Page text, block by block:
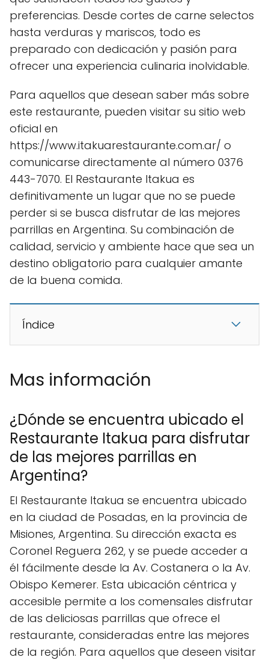
preferencias. Desde cortes de carne selectos
hasta verduras y mariscos, todo es
preparado con dedicación y pasión para
ofrecer una experiencia culinaria inolvidable.
Para aquellos que desean saber más sobre
este restaurante, pueden visitar su sitio web
oficial en
https://www.itakuarestaurante.com.ar/ o
comunicarse directamente al número 0376
443-7070. El Restaurante Itakua es
definitivamente un lugar que no se puede
perder si se busca disfrutar de las mejores
parrillas en Argentina. Su combinación de
calidad, servicio y ambiente hace que sea un
destino obligatorio para cualquier amante
de la buena comida.
Índice
Mas información
¿Dónde se encuentra ubicado el
Restaurante Itakua para disfrutar
de las mejores parrillas en
Argentina?
El Restaurante Itakua se encuentra ubicado
en la ciudad de Posadas, en la provincia de
Misiones, Argentina. Su dirección exacta es
Coronel Reguera 262, y se puede acceder a
él fácilmente desde la Av. Costanera o la Av.
Obispo Kemerer. Esta ubicación céntrica y
accesible permite a los comensales disfrutar
de las deliciosas parrillas que ofrece el
restaurante, consideradas entre las mejores
de la región. Para aquellos que deseen visitar